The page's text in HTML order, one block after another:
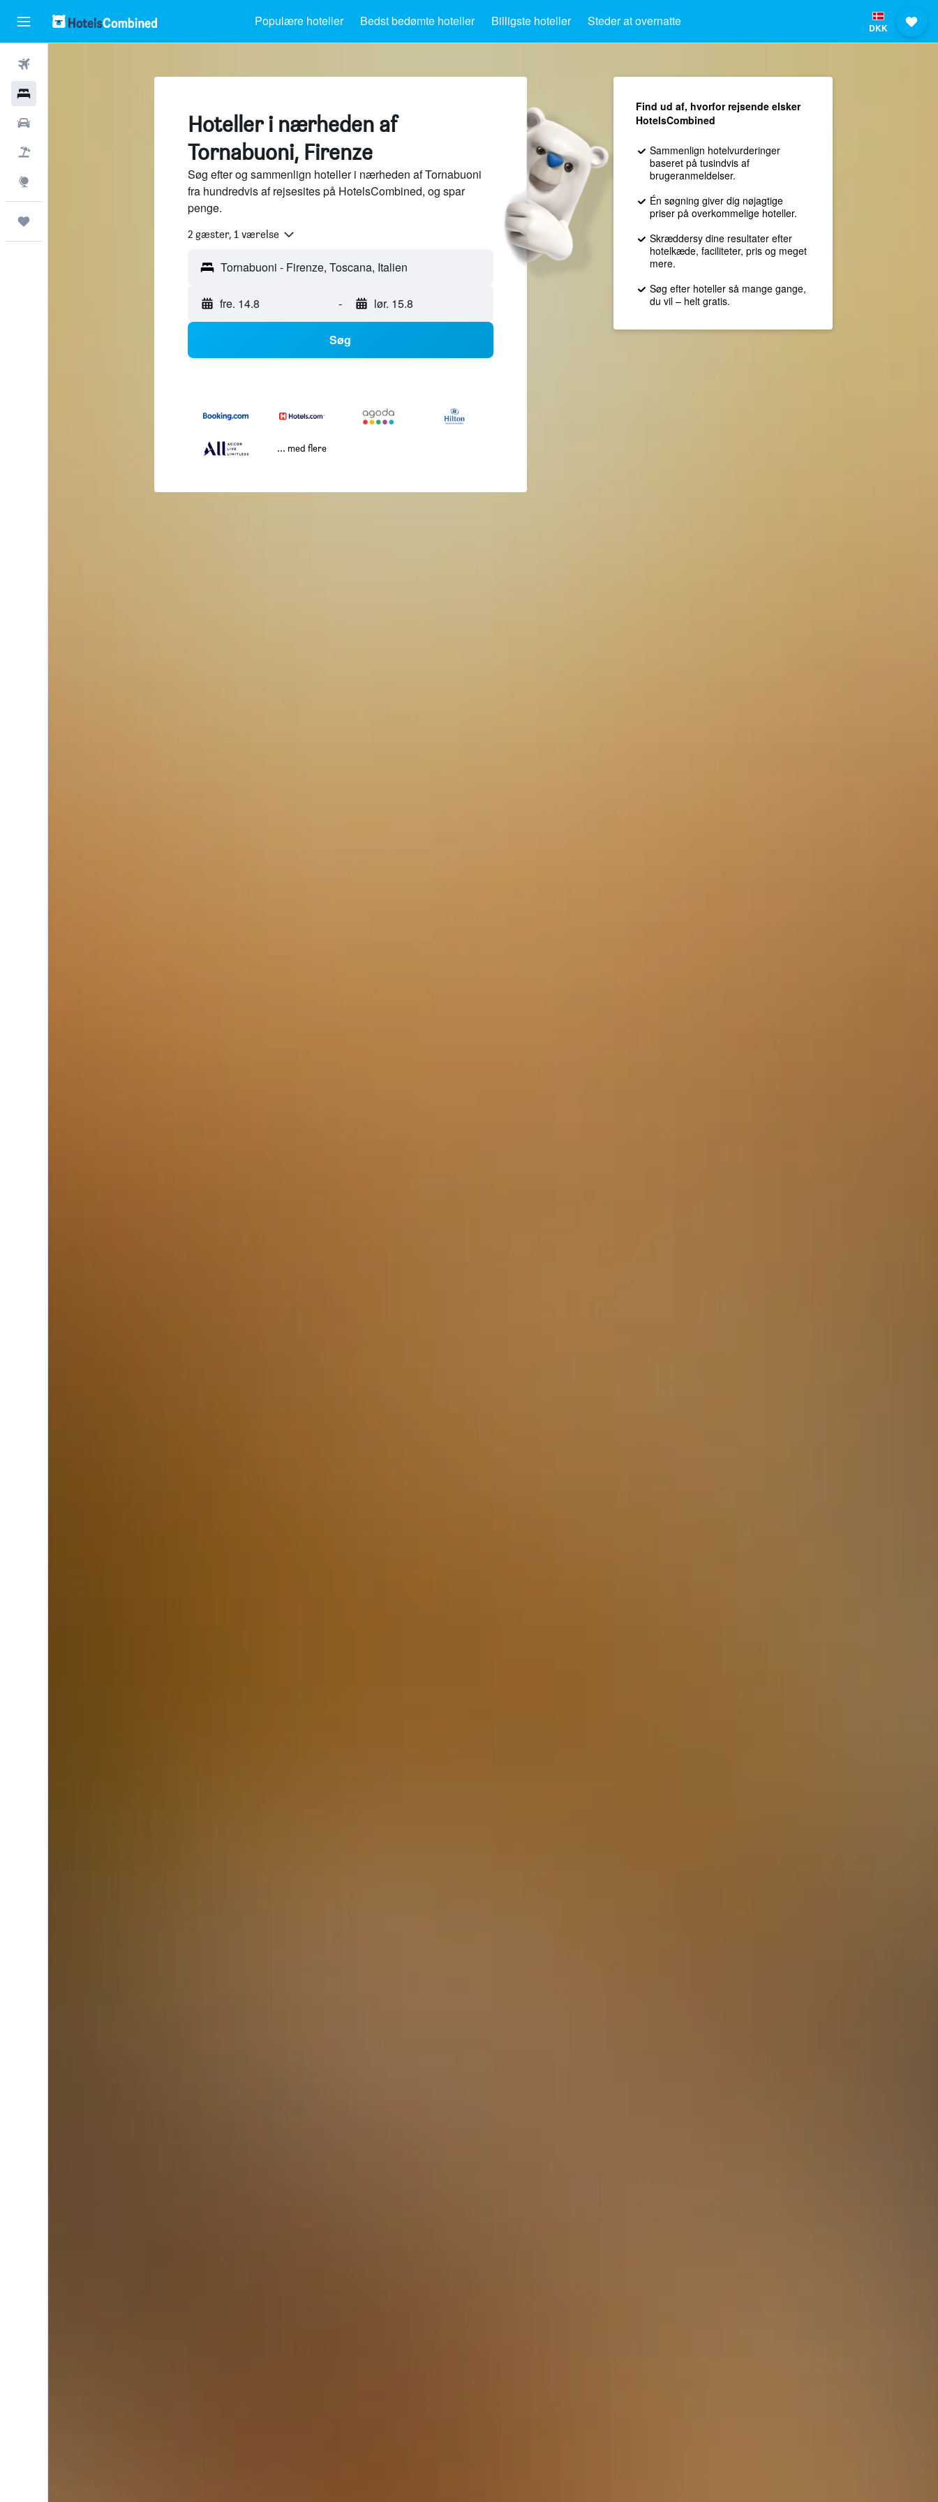
Populære hoteller Bedst bedømte hoteller Billigste hoteller Steder at overnatte DKK
Hoteller i nærheden af
Tornabuoni, Firenze
Søg efter og sammenlign hoteller i nærheden af Tornabuoni
fra hundredvis af rejsesites på HotelsCombined, og spar
penge.
2 gæster, 1 værelse
fre. 14.8 - lør. 15.8
Søg
... med flere
Find ud af, hvorfor rejsende elsker
HotelsCombined
Sammenlign hotelvurderinger
baseret på tusindvis af
brugeranmeldelser.
Én søgning giver dig nøjagtige
priser på overkommelige hoteller.
Skræddersy dine resultater efter
hotelkæde, faciliteter, pris og meget
mere.
Søg efter hoteller så mange gange,
du vil – helt gratis.